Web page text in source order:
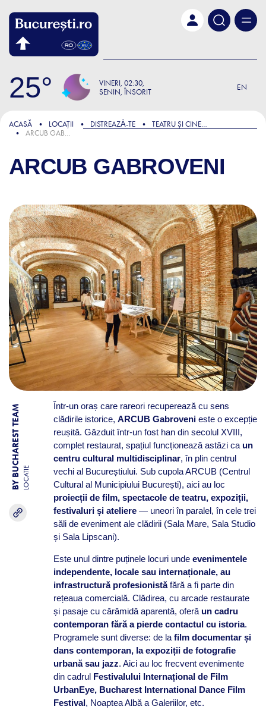
25 VINERI 02:30
SENIN, ÎNSORIT
EN
ACASĂ LOCAȚII DISTREAZǍ-TE
TEATRU ȘI CINEMA
ARCUB GABROVENI
ARCUB GABROVENI
BY BUCHAREST TEAM LOCATIE
Într-un oraș care rareori recuperează cu sens
clădirile istorice, ARCUB Gabrovenieste o excepție
reușită. Găzduit într-un fost han din secolul XVIII,
complet restaurat, spațiul funcționează astăzi ca un
centru cultural multidisciplinar, în plin centrul
vechi al Bucureștiului. Sub cupola ARCUB (Centrul
Cultural al Municipiului București), aici au loc
proiecții de film, spectacole de teatru, expoziții,
festivaluri și ateliere— uneori în paralel, în cele trei
săli de eveniment ale clădirii (Sala Mare, Sala Studio
și Sala Lipscani).
Este unul dintre puținele locuri unde evenimentele
independente, locale sau internaționale, au
infrastructură profesionistăfără a fi parte din
rețeaua comercială. Clădirea, cu arcade restaurate
și pasaje cu cărămidă aparentă, oferă un cadru
contemporan fără a pierde contactul cu istoria.
Programele sunt diverse: de la film documentar și
dans contemporan, la expoziții de fotografie
urbană sau jazz. Aici au loc frecvent evenimente
din cadrul Festivalului Internațional de Film
UrbanEye, Bucharest International Dance Film
Festival, Noaptea Albă a Galeriilor, etc.